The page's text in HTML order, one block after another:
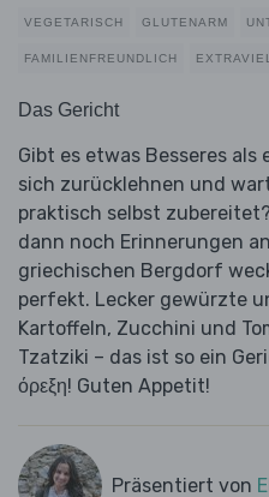
VEGETARISCH GLUTENARM
FAMILIENFREUNDLICH
Das Gericht
Gibt es etwas Besseres als
sich zurücklehnen und
praktisch selbst
dann noch Erinnerungen
griechischen Bergdorf
perfekt. Lecker gewürzte
Kartoffeln, Zucchini und
Tzatziki – das ist so ein
όρεξη! Guten Appetit!
Präsentiert von